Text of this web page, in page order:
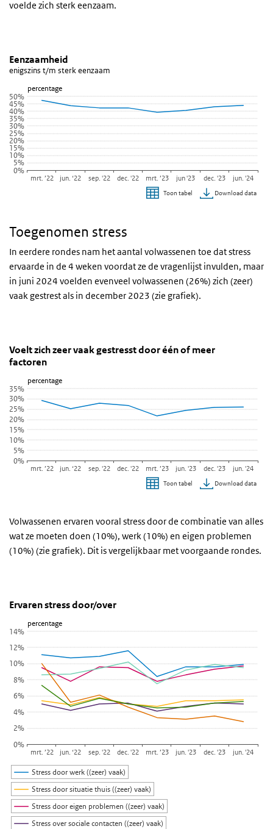
voelde zich sterk eenzaam.
Eenzaamheid
Sla de grafiek 'Eenzaamheid' over en ga naar de datatabel
Eenzaamheid
Lijn grafiek met 7 lijnen.
enigszins t/m sterk eenzaam
Bekijk als data tabel.
De grafiek heeft 1 X-as die categories weergeeft.
De grafiek heeft 1 Y-as die percentage weergeeft.
percentage
Eenzaamheid
enigszins t/m sterk eenzaam
0%
10%
20%
30%
40%
50%
5%
15%
25%
35%
45%
mrt. ’22 jun. ‘22 sep. '22 dec. '22 mrt. ’23 jun '23 dec. '23 jun. '24
Toon tabel Download data
Toegenomen stress
In eerdere rondes nam het aantal volwassenen toe dat stress
ervaarde in de 4 weken voordat ze de vragenlijst invulden, maar
in juni 2024 voelden evenveel volwassenen (26%) zich (zeer)
vaak gestrest als in december 2023 (zie grafiek).
Stress
Sla de grafiek 'Voelt zich zeer vaak gestresst door één of meer
Voelt zich zeer vaak gestresst door één of meer
Lijn grafiek met 8 data punten.
Bekijk als data tabel.
De grafiek heeft 1 X-as die categories weergeeft.
De grafiek heeft 1 Y-as die percentage weergeeft.
percentage
Voelt zich zeer vaak gestresst door één of meer
factoren
0%
5%
10%
15%
20%
25%
30%
35%
mrt. ’22 jun. ‘22 sep. '22 dec. '22 mrt. ’23 jun. '23 dec. '23 jun. '24
Toon tabel Download data
Volwassenen ervaren vooral stress door de combinatie van alles
wat ze moeten doen (10%), werk (10%) en eigen problemen
(10%) (zie grafiek). Dit is vergelijkbaar met voorgaande rondes.
Ervaren stress per factor
Sla de grafiek 'Ervaren stress door/over' over en ga naar de
Ervaren stress door/over
Lijn grafiek met 7 lijnen.
Bekijk als data tabel.
De grafiek heeft 1 X-as die categories weergeeft.
De grafiek heeft 1 Y-as die percentage weergeeft.
percentage
Ervaren stress door/over
Stress door werk ((zeer) vaak)
Stress door situatie thuis ((zeer) vaak)
Stress door eigen problemen ((zeer) vaak)
Stress over sociale contacten ((zeer) vaak)
0%
2%
4%
6%
8%
10%
12%
14%
mrt. ’22 jun. ‘22 sep. '22 dec. '22 mrt. ’23 jun. '23 dec. '23 jun. '24